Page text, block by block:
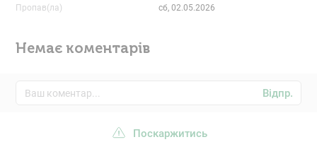
Пропав(ла) сб, 02.05.2026
Немає коментарів
Відпр.
Поскаржитись